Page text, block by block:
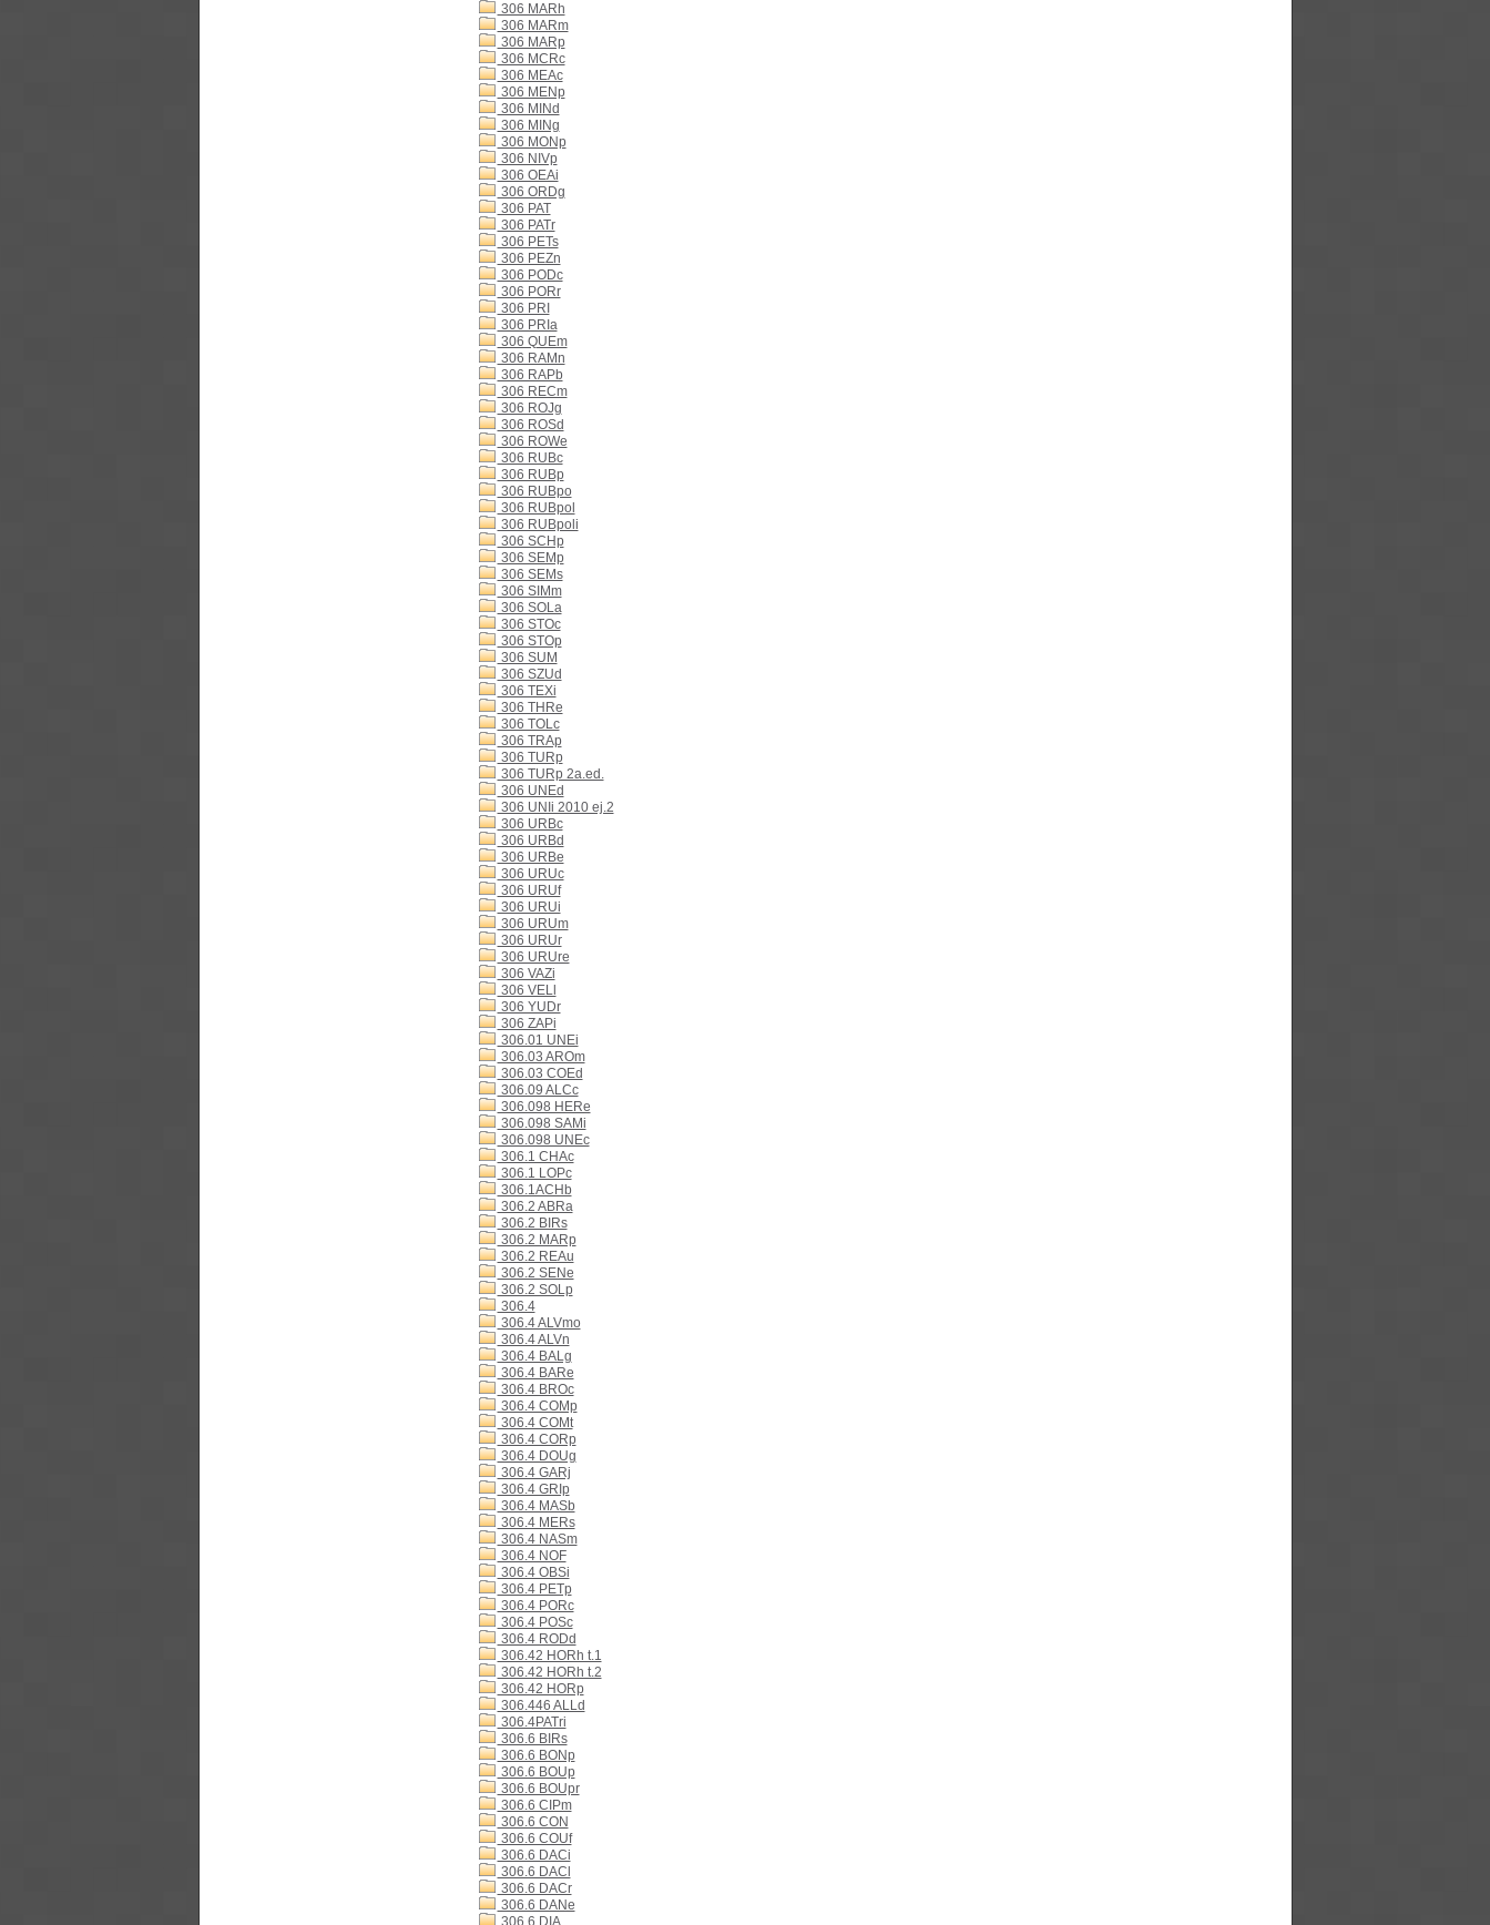
306 MARh
306 MARm
306 MARp
306 MCRc
306 MEAc
306 MENp
306 MINd
306 MINg
306 MONp
306 NIVp
306 OEAi
306 ORDg
306 PAT
306 PATr
306 PETs
306 PEZn
306 PODc
306 PORr
306 PRI
306 PRIa
306 QUEm
306 RAMn
306 RAPb
306 RECm
306 ROJg
306 ROSd
306 ROWe
306 RUBc
306 RUBp
306 RUBpo
306 RUBpol
306 RUBpoli
306 SCHp
306 SEMp
306 SEMs
306 SIMm
306 SOLa
306 STOc
306 STOp
306 SUM
306 SZUd
306 TEXi
306 THRe
306 TOLc
306 TRAp
306 TURp
306 TURp 2a.ed.
306 UNEd
306 UNIi 2010 ej.2
306 URBc
306 URBd
306 URBe
306 URUc
306 URUf
306 URUi
306 URUm
306 URUr
306 URUre
306 VAZi
306 VELl
306 YUDr
306 ZAPi
306.01 UNEi
306.03 AROm
306.03 COEd
306.09 ALCc
306.098 HERe
306.098 SAMi
306.098 UNEc
306.1 CHAc
306.1 LOPc
306.1ACHb
306.2 ABRa
306.2 BIRs
306.2 MARp
306.2 REAu
306.2 SENe
306.2 SOLp
306.4
306.4 ALVmo
306.4 ALVn
306.4 BALg
306.4 BARe
306.4 BROc
306.4 COMp
306.4 COMt
306.4 CORp
306.4 DOUg
306.4 GARj
306.4 GRIp
306.4 MASb
306.4 MERs
306.4 NASm
306.4 NOF
306.4 OBSi
306.4 PETp
306.4 PORc
306.4 POSc
306.4 RODd
306.42 HORh t.1
306.42 HORh t.2
306.42 HORp
306.446 ALLd
306.4PATri
306.6 BIRs
306.6 BONp
306.6 BOUp
306.6 BOUpr
306.6 CIPm
306.6 CON
306.6 COUf
306.6 DACi
306.6 DACl
306.6 DACr
306.6 DANe
306.6 DIA